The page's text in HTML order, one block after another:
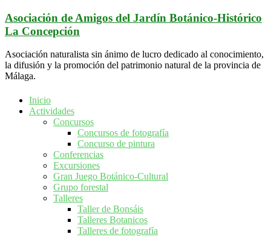
Saltar
al
contenido
Asociación de Amigos del Jardín Botánico-Histórico
La Concepción
Asociación naturalista sin ánimo de lucro dedicado al conocimiento,
la difusión y la promoción del patrimonio natural de la provincia de
Málaga.
Inicio
Actividades
Concursos
Concursos de fotografía
Concurso de pintura
Conferencias
Excursiones
Gran Juego Botánico-Cultural
Grupo forestal
Talleres
Taller de Bonsáis
Talleres Botanicos
Talleres de fotografía